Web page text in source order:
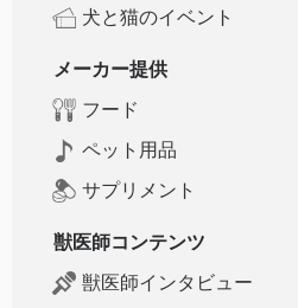
犬と猫のイベント
メーカー提供
フード
ペット用品
サプリメント
獣医師コンテンツ
獣医師インタビュー